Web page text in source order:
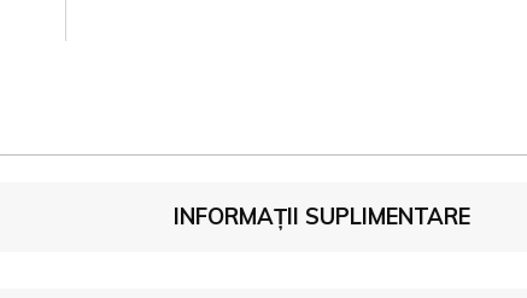
INFORMAȚII SUPLIMENTARE